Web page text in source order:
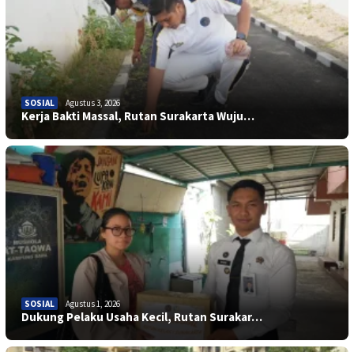
SOSIAL Agustus 3, 2026
Kerja Bakti Massal, Rutan Surakarta Wuju…
SOSIAL Agustus 1, 2026
Dukung Pelaku Usaha Kecil, Rutan Surakar…